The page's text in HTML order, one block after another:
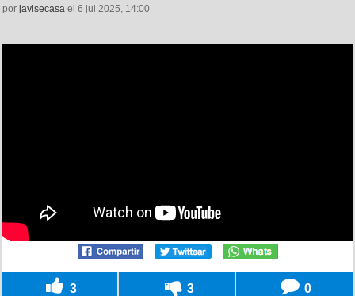
por javisecasa el 6 jul 2025, 14:00
3 3 0